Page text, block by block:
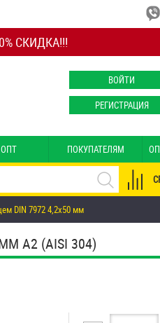
СКИДКА!!!
ВОЙТИ
РЕГИСТРАЦИЯ
ОПТ ПОКУПАТЕЛЯМ
DIN 7972 4,2х50 мм
А2 (AISI 304)